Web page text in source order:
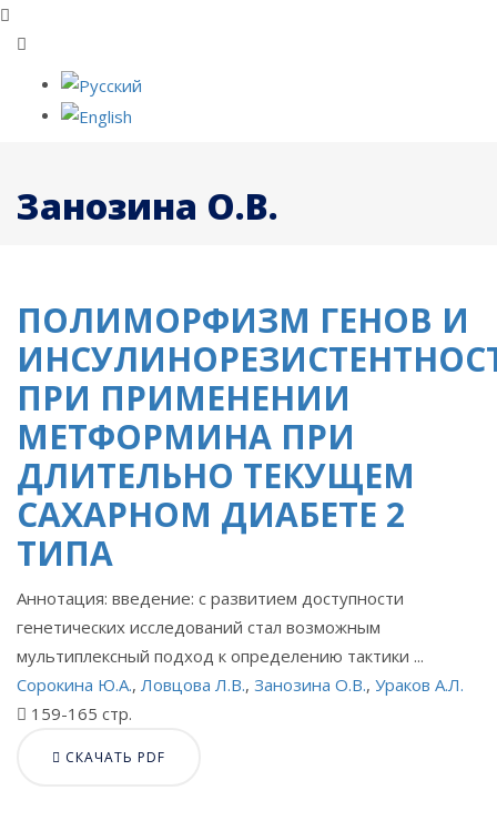
Занозина О.В.
ПОЛИМОРФИЗМ ГЕНОВ И
ПРИ ПРИМЕНЕНИИ
МЕТФОРМИНА ПРИ
ДЛИТЕЛЬНО ТЕКУЩЕМ
САХАРНОМ ДИАБЕТЕ 2
ТИПА
Аннотация: введение: с развитием доступности
генетических исследований стал возможным
мультиплексный подход к определению тактики ...
Сорокина Ю.А., Ловцова Л.В., Занозина О.В., Ураков А.Л.
159-165 стр.
СКАЧАТЬ PDF